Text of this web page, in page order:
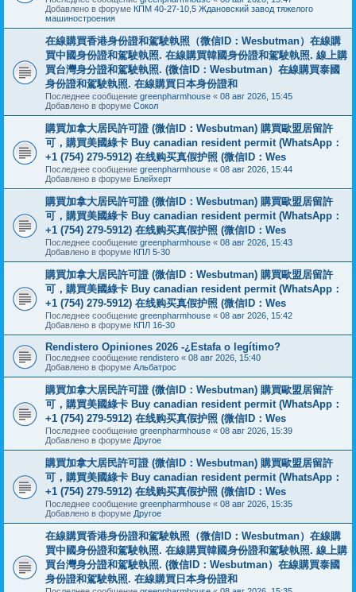
Добавлено в форуме КПМ 40-27-10,5 Ждановский завод тяжелого
машиностроения
在線購買香港身份證和駕駛執照（微信ID：Wesbutman）在線購
買中國身份證和駕駛執照. 在線購買韓國身份證和駕駛執照. 線上購
買台灣身分證和駕駛執照. (微信ID：Wesbutman）在線購買泰國
身份證和駕駛執照. 在線購買日本身份證和
Последнее сообщение greenpharmhouse « 08 авг 2026, 15:45
Добавлено в форуме Сокол
購買加拿大居民許可證 (微信ID：Wesbutman) 購買歐盟居留許
可，購買美國綠卡 Buy canadian resident permit (WhatsApp：
+1 (754) 279-5912) 在线购买真假护照 (微信ID：Wes
Последнее сообщение greenpharmhouse « 08 авг 2026, 15:44
Добавлено в форуме Блейхерт
購買加拿大居民許可證 (微信ID：Wesbutman) 購買歐盟居留許
可，購買美國綠卡 Buy canadian resident permit (WhatsApp：
+1 (754) 279-5912) 在线购买真假护照 (微信ID：Wes
Последнее сообщение greenpharmhouse « 08 авг 2026, 15:43
Добавлено в форуме КПЛ 5-30
購買加拿大居民許可證 (微信ID：Wesbutman) 購買歐盟居留許
可，購買美國綠卡 Buy canadian resident permit (WhatsApp：
+1 (754) 279-5912) 在线购买真假护照 (微信ID：Wes
Последнее сообщение greenpharmhouse « 08 авг 2026, 15:42
Добавлено в форуме КПЛ 16-30
Rendistero Opiniones 2026 -¿Estafa o legítimo?
Последнее сообщение rendistero « 08 авг 2026, 15:40
Добавлено в форуме Альбатрос
購買加拿大居民許可證 (微信ID：Wesbutman) 購買歐盟居留許
可，購買美國綠卡 Buy canadian resident permit (WhatsApp：
+1 (754) 279-5912) 在线购买真假护照 (微信ID：Wes
Последнее сообщение greenpharmhouse « 08 авг 2026, 15:39
Добавлено в форуме Другое
購買加拿大居民許可證 (微信ID：Wesbutman) 購買歐盟居留許
可，購買美國綠卡 Buy canadian resident permit (WhatsApp：
+1 (754) 279-5912) 在线购买真假护照 (微信ID：Wes
Последнее сообщение greenpharmhouse « 08 авг 2026, 15:35
Добавлено в форуме Другое
在線購買香港身份證和駕駛執照（微信ID：Wesbutman）在線購
買中國身份證和駕駛執照. 在線購買韓國身份證和駕駛執照. 線上購
買台灣身分證和駕駛執照. (微信ID：Wesbutman）在線購買泰國
身份證和駕駛執照. 在線購買日本身份證和